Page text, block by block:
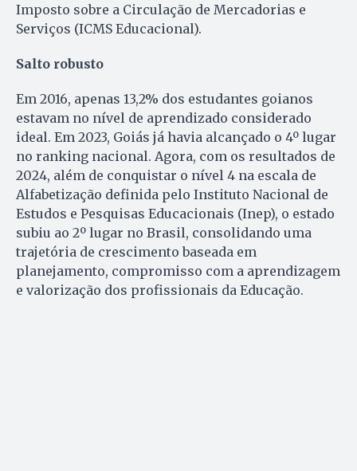
Imposto sobre a Circulação de Mercadorias e
Serviços (ICMS Educacional).
Salto robusto
Em 2016, apenas 13,2% dos estudantes goianos
estavam no nível de aprendizado considerado
ideal. Em 2023, Goiás já havia alcançado o 4º lugar
no ranking nacional. Agora, com os resultados de
2024, além de conquistar o nível 4 na escala de
Alfabetização definida pelo Instituto Nacional de
Estudos e Pesquisas Educacionais (Inep), o estado
subiu ao 2º lugar no Brasil, consolidando uma
trajetória de crescimento baseada em
planejamento, compromisso com a aprendizagem
e valorização dos profissionais da Educação.